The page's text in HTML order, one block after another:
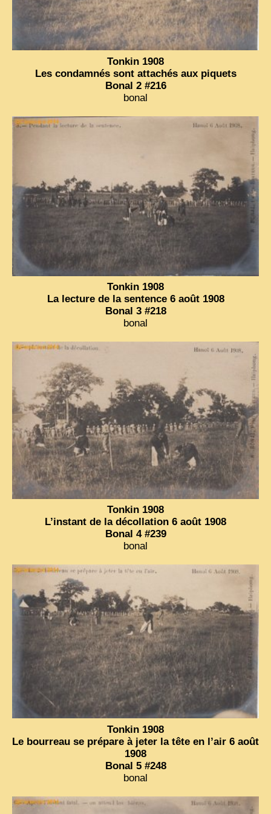
ZOOM PHOTO
ALBUMS FAMILLE
Tonkin 1908
Les condamnés sont attachés aux piquets
Bonal 2 #216
bonal
Tonkin 1908
La lecture de la sentence 6 août 1908
Bonal 3 #218
bonal
Tonkin 1908
L’instant de la décollation 6 août 1908
Bonal 4 #239
bonal
Tonkin 1908
Le bourreau se prépare à jeter la tête en l’air 6 août
1908
Bonal 5 #248
bonal